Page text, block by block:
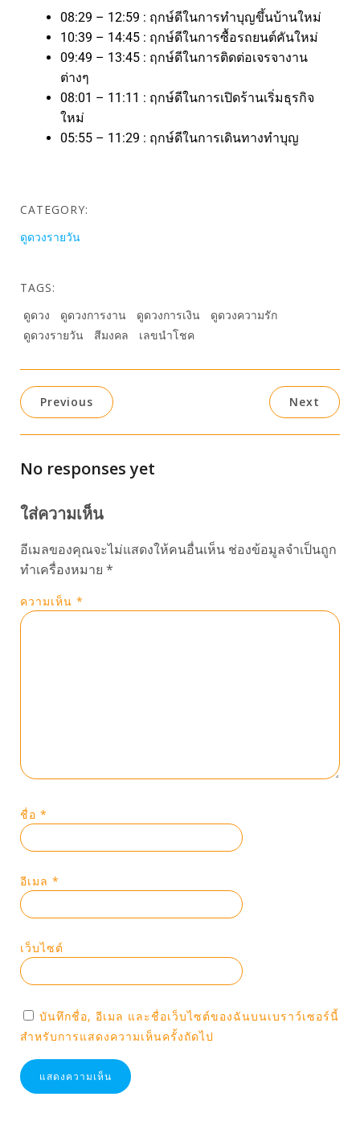
08:29 – 12:59 : ฤกษ์ดีในการทำบุญขึ้นบ้านใหม่
10:39 – 14:45 : ฤกษ์ดีในการซื้อรถยนต์คันใหม่
09:49 – 13:45 : ฤกษ์ดีในการติดต่อเจรจางาน
ต่างๆ
08:01 – 11:11 : ฤกษ์ดีในการเปิดร้านเริ่มธุรกิจ
ใหม่
05:55 – 11:29 : ฤกษ์ดีในการเดินทางทำบุญ
CATEGORY:
ดูดวงรายวัน
TAGS:
ดูดวง
ดูดวงการงาน ดูดวงการเงิน
ดูดวงความรัก
ดูดวงรายวัน
สีมงคล เลขนำโชค
Previous Next
No responses yet
ใส่ความเห็น
อีเมลของคุณจะไม่แสดงให้คนอื่นเห็น ช่องข้อมูลจำเป็นถูก
ทำเครื่องหมาย *
ความเห็น *
ชื่อ *
อีเมล *
เว็บไซต์
บันทึกชื่อ, อีเมล และชื่อเว็บไซต์ของฉันบนเบราว์เซอร์นี้
สำหรับการแสดงความเห็นครั้งถัดไป